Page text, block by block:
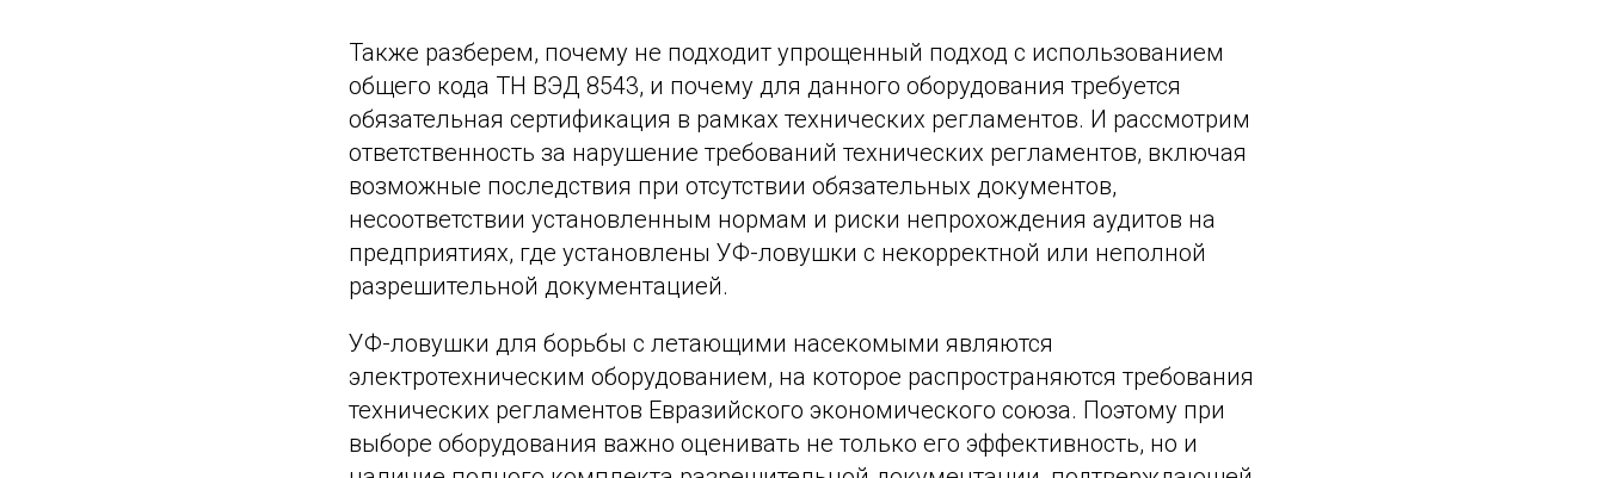
Также разберем, почему не подходит упрощенный подход с использованием
общего кода ТН ВЭД 8543, и почему для данного оборудования требуется
обязательная сертификация в рамках технических регламентов. И рассмотрим
ответственность за нарушение требований технических регламентов, включая
возможные последствия при отсутствии обязательных документов,
несоответствии установленным нормам и риски непрохождения аудитов на
предприятиях, где установлены УФ-ловушки с некорректной или неполной
разрешительной документацией.
УФ-ловушки для борьбы с летающими насекомыми являются
электротехническим оборудованием, на которое распространяются требования
технических регламентов Евразийского экономического союза. Поэтому при
выборе оборудования важно оценивать не только его эффективность, но и